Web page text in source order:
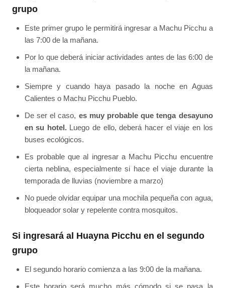
grupo
Este primer grupo le permitirá ingresar a Machu Picchu a
las 7:00 de la mañana.
Por lo que deberá iniciar actividades antes de las 6:00 de
la mañana.
Siempre y cuando haya pasado la noche en Aguas
Calientes o Machu Picchu Pueblo.
De ser el caso, es muy probable que tenga desayuno
en su hotel.Luego de ello, deberá hacer el viaje en los
buses ecológicos.
Es probable que al ingresar a Machu Picchu encuentre
cierta neblina, especialmente si hace el viaje durante la
temporada de lluvias (noviembre a marzo)
No puede olvidar equipar una mochila pequeña con agua,
bloqueador solar y repelente contra mosquitos.
Si ingresará al Huayna Picchu en el segundo
grupo
El segundo horario comienza a las 9:00 de la mañana.
Este horario será mucho más cómodo si se pasa la